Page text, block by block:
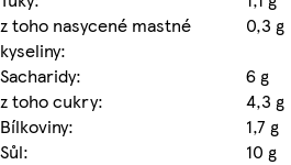
z toho nasycené mastné
kyseliny:
0,3 g
Sacharidy:
6 g
z toho cukry:
4,3 g
Bílkoviny:
1,7 g
Sůl:
10 g